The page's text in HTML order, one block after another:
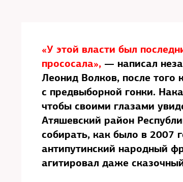
«У этой власти был
прососала», — написал
Леонид Волков, после того
с предвыборной гонки.
чтобы своими глазами
Атяшевский район
собирать, как было в 2007
антипутинский народный
агитировал даже